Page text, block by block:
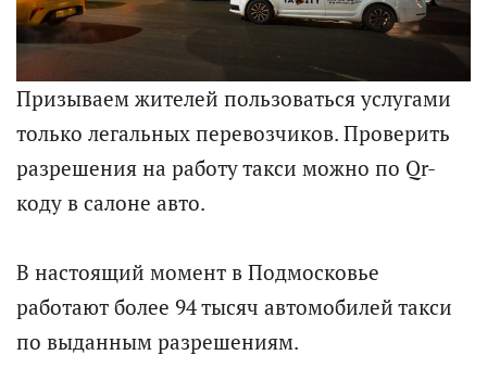
Призываем жителей пользоваться услугами
только легальных перевозчиков. Проверить
разрешения на работу такси можно по Qr-
коду в салоне авто.
В настоящий момент в Подмосковье
работают более 94 тысяч автомобилей такси
по выданным разрешениям.